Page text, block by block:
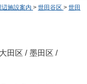
辺施設案内 > 世田谷区 > 世田
大田区 / 墨田区 /